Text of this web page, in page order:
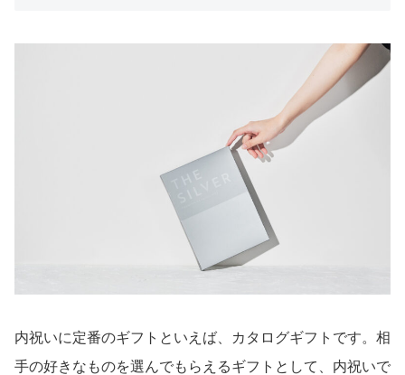
内祝いに定番のギフトといえば、カタログギフトです。相
手の好きなものを選んでもらえるギフトとして、内祝いで